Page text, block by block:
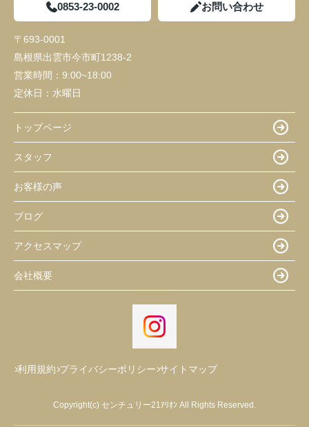
0853-23-0002 お問い合わせ
〒693-0001
島根県出雲市今市町1238-2
営業時間： 9:00~18:00
定休日： 水曜日
トップページ
スタッフ
お客様の声
ブログ
アクセスマップ
会社概要
利用規約 プライバシーポリシー サイトマップ
Copyright(c) センチュリー21ｱﾘｵﾝ All Rights Reserved.